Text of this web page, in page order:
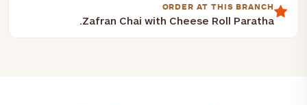
ORDER AT THIS BRANCH
Zafran Chai with Cheese Roll Paratha.